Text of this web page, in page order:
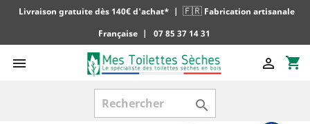
Livraison gratuite dès 140€ d'achat* | 🇫🇷 Fabrication artisanale
Française | 07 85 37 14 31
 shopping_cart

